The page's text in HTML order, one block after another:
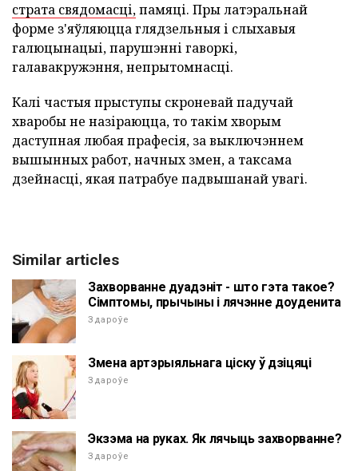
страта свядомасці,памяці. Пры латэральнай
форме з'яўляюцца глядзельныя і слыхавыя
галюцынацыі, парушэнні гаворкі,
галавакружэння, непрытомнасці.
Калі частыя прыступы скроневай падучай
хваробы не назіраюцца, то такім хворым
даступная любая прафесія, за выключэннем
вышынных работ, начных змен, а таксама
дзейнасці, якая патрабуе падвышанай увагі.
Similar articles
Захворванне дуадэніт - што гэта такое?
Сімптомы, прычыны і лячэнне доуденита
Здароўе
Змена артэрыяльнага ціску ў дзіцяці
Здароўе
Экзэма на руках. Як лячыць захворванне?
Здароўе